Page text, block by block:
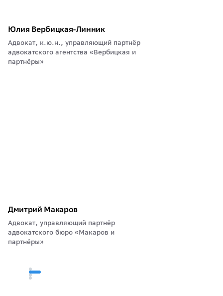
Юлия Вербицкая-Линник
Адвокат, к.ю.н., управляющий партнёр
адвокатского агентства «Вербицкая и
партнёры»
Дмитрий Макаров
Адвокат, управляющий партнёр
адвокатского бюро «Макаров и
партнёры»